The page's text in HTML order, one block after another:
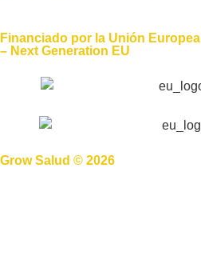
Financiado por la Unión Europea
– Next Generation EU
Grow Salud © 2026